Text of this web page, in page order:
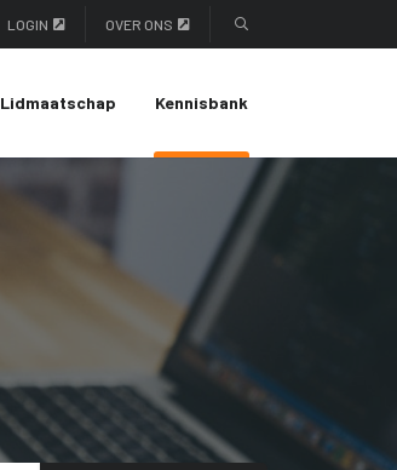
LOGIN OVER ONS
Lidmaatschap Kennisbank